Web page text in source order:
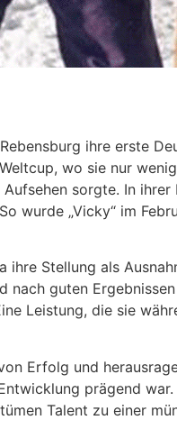
ihre erste
wo sie nur
sorgte. In
wurde „Vicky“ im
Stellung als
nach guten
Leistung, die sie
Erfolg und
prägend
Talent zu einer